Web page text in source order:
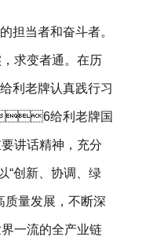
当者和奋斗者。
求变者通。在历
利老牌认真践行习
给利老牌国
讲话精神，充分
“创新、协调、绿
质量发展，不断深
一流的全产业链